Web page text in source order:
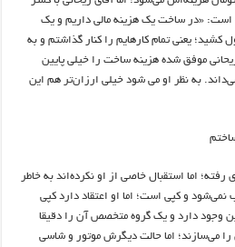
است: «در ساخت یک هزینه مالی داریم و یک
یعنی تمام کارهایم را کنار گذاشتم و به
موفق شده هزینه ساخت را خیلی پایین
به نظر او می شود خیلی ارزان‌تر هم این
اما استقبال خاصی از او نکرده‌اند به خاطر
و کپی است؛ اما او اعتقاد دارد کپی
وجود دارد و یک گروه متخصص آن را دقیقا
را می‌سازند؛ اما حالت دیگرش موتور و شاسی